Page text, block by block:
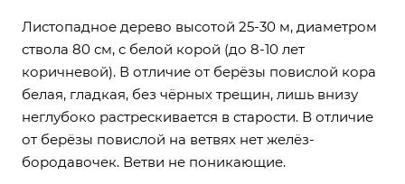
Листопадное дерево высотой 25-30 м, диаметром
ствола 80 см, с белой корой (до 8-10 лет
коричневой). В отличие от берёзы повислой кора
белая, гладкая, без чёрных трещин, лишь внизу
неглубоко растрескивается в старости. В отличие
от берёзы повислой на ветвях нет желёз-
бородавочек. Ветви не поникающие.